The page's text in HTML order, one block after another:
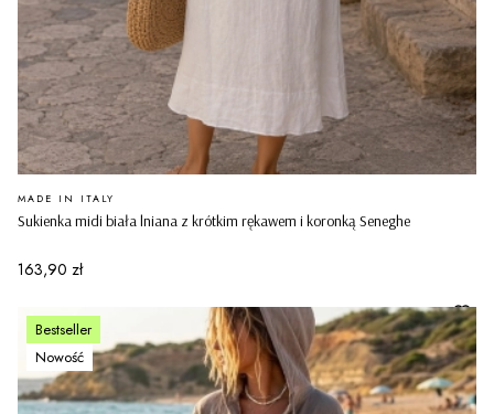
Sukienka midi biała lniana z krótkim rękawem i koronką Seneghe
PRODUCENT
MADE IN ITALY
Cena
163,90 zł
Bestseller
Nowość